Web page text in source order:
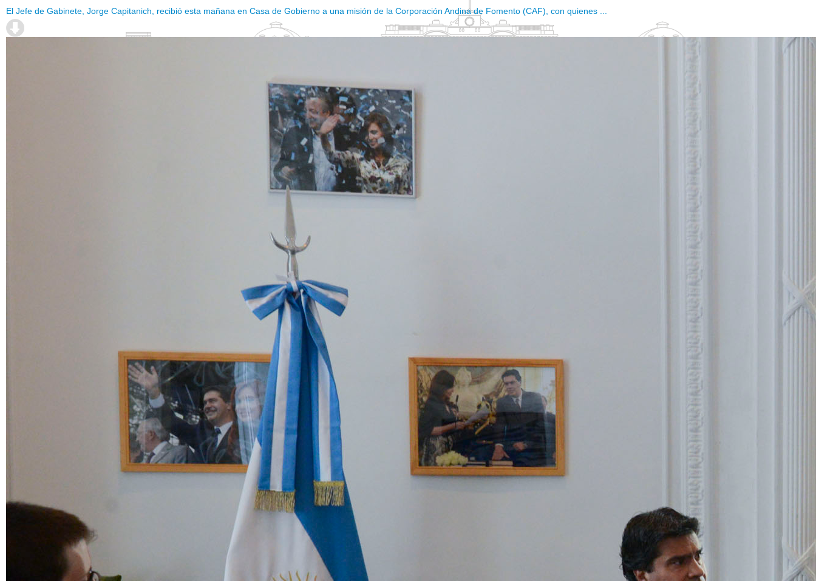
El Jefe de Gabinete, Jorge Capitanich, recibió esta mañana en Casa de Gobierno a una misión de la Corporación Andina de Fomento (CAF), con quienes ...